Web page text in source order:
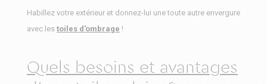
Habillez votre extérieur et donnez-lui une toute autre envergure
avec les toiles d'ombrage !
Quels besoins et avantages